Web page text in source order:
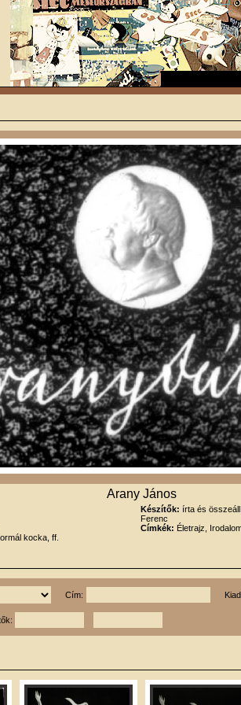
Arany János
kocka, ff.
Készítők: írta és
Ferenc
Címkék: Életrajz,
Cím: